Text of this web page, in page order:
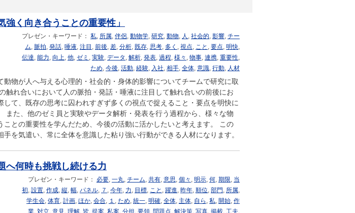
強く向き合うことの重要性」
プレゼン・キーワード： 私, 所属, 伴侶, 動物学, 研究, 動物, 人 , 社会的, 影響, チー
ム, 脈拍, 発話, 唾液, 注目 , 前後, 差, 分析, 既存, 思考, 多く , 視点, こと , 要点, 明快,
伝達, 能力, 向上, 他, ゼミ , 実験, データ , 解析, 発表, 過程, 様々 , 物事, 連携, 重要性,
ため, 今後, 活動, 経験, 入社, 相手, 全体, 意識, 行動, 人材
物が人へ与える心理的・社会的・身体的影響についてチームで研究に取
触れ合いにおいて人の脈拍・発話・唾液に注目して触れ合いの前後にお
て、既存の思考に囚われすぎず多くの視点で捉えること・要点を明快に
また、他のゼミ員と実験やデータ解析・発表を行う過程から、様々な物
との重要性を学んだため、今後の活動に活かしたいと考えます。 この
を気遣い、常に全体を意識した粘り強い行動ができる人材になります。
へ何時も挑戦し続ける力
プレゼン・キーワード： 必要, 一丸, チーム, 共有, 意思, 個々 , 明示, 何, 期限, 当
初, 設置, 作成, 縦, 幅, パネル, ７ , 今年, 力, 目標, こと , 躍進, 昨年, 順位, 部門 , 所属,
学生会, 体育, 計画, ほか, 会合, １ , ため, 統一, 明確, 全体, 主体, 自ら , 私, 開始, 作
業, 対立, 意見, 理解, 皆, 提案, 私案, 分担, 要領, 問題点, 解決策, 写真, 掲載, 工夫,